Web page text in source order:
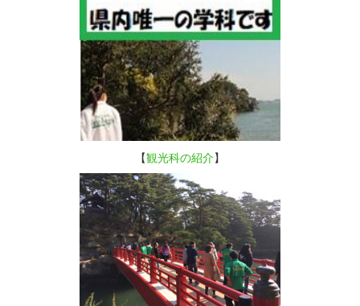
【観光科の紹介】